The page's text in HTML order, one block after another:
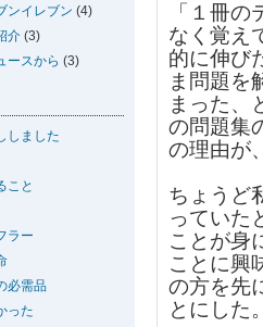
「１冊
なく覚え
的に伸び
ま問題を
まった、
の問題集
の理由が
ちょうど
っていた
ことが身
ことに興
の方を先
とにした
ンイレブン (4)
介 (3)
ースから (3)
しました
こと
ラー
必需品
った